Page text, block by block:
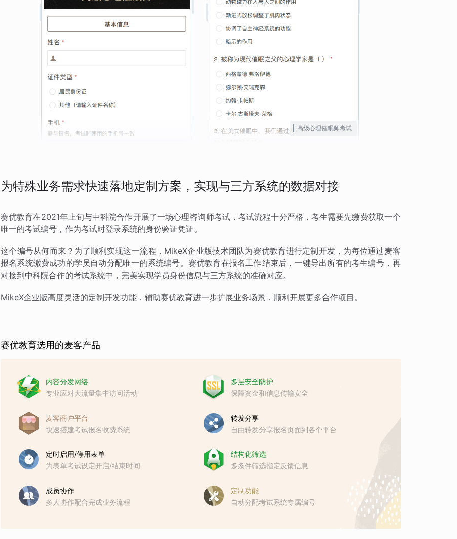
高级心理催眠师考试
为特殊业务需求快速落地定制方案，实现与三方系统的数据对接
赛优教育在2021年上旬与中科院合作开展了一场心理咨询师考试，考试流程十分严格，考生需要先缴费获取一个
唯一的考试编号，作为考试时登录系统的身份验证凭证。
这个编号从何而来？为了顺利实现这一流程，MikeX企业版技术团队为赛优教育进行定制开发，为每位通过麦客
报名系统缴费成功的学员自动分配唯一的系统编号。赛优教育在报名工作结束后，一键导出所有的考生编号，再
对接到中科院合作的考试系统中，完美实现学员身份信息与三方系统的准确对应。
MikeX企业版高度灵活的定制开发功能，辅助赛优教育进一步扩展业务场景，顺利开展更多合作项目。
赛优教育选用的麦客产品
内容分发网络
专业应对大流量集中访问活动
多层安全防护
保障资金和信息传输安全
麦客商户平台
快速搭建考试报名收费系统
转发分享
自由转发分享报名页面到各个平台
定时启用/停用表单
为表单考试设定开启/结束时间
结构化筛选
多条件筛选指定反馈信息
成员协作
多人协作配合完成业务流程
定制功能
自动分配考试系统专属编号